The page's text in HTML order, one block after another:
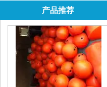
产品推荐